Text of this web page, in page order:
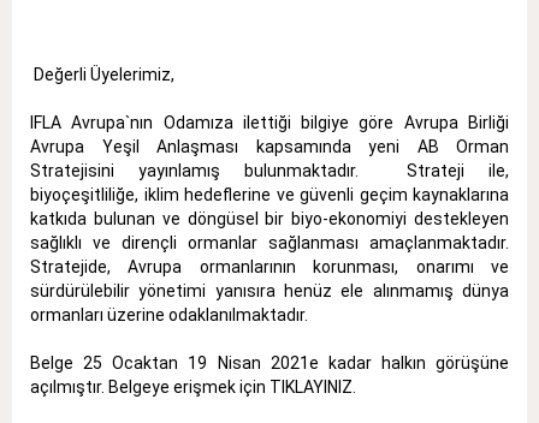
Değerli Üyelerimiz,
IFLA Avrupa`nın Odamıza ilettiği bilgiye göre Avrupa Birliği
Avrupa Yeşil Anlaşması kapsamında yeni AB Orman
Stratejisini yayınlamış bulunmaktadır. Strateji ile,
biyoçeşitliliğe, iklim hedeflerine ve güvenli geçim kaynaklarına
katkıda bulunan ve döngüsel bir biyo-ekonomiyi destekleyen
sağlıklı ve dirençli ormanlar sağlanması amaçlanmaktadır.
Stratejide, Avrupa ormanlarının korunması, onarımı ve
sürdürülebilir yönetimi yanısıra henüz ele alınmamış dünya
ormanları üzerine odaklanılmaktadır.
Belge 25 Ocaktan 19 Nisan 2021e kadar halkın görüşüne
açılmıştır. Belgeye erişmek için TIKLAYINIZ